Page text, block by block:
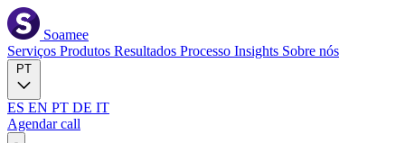
Soamee
Serviços Produtos Resultados Processo Insights Sobre nós
ES EN PT DE IT
Agendar call